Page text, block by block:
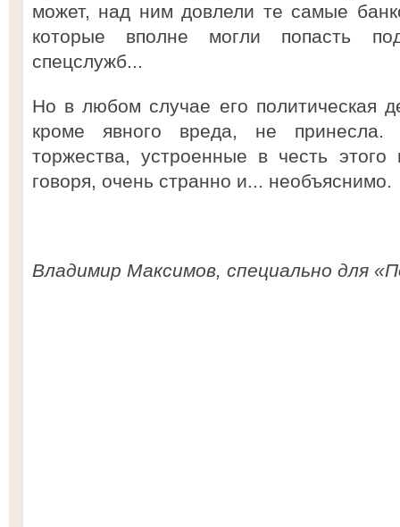
может, над ним довлели те самые
которые вполне могли попасть
спецслужб...
Но в любом случае его политическая
кроме явного вреда, не принесла.
торжества, устроенные в честь этого
говоря, очень странно и... необъяснимо.
Владимир Максимов, специально для